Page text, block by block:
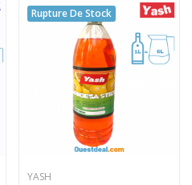
Rupture De Stock
YASH